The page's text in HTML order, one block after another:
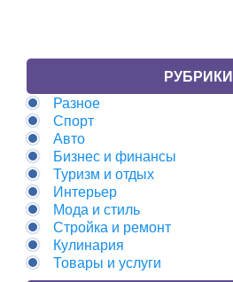
РУБРИКИ
Разное
Спорт
Авто
Бизнес и финансы
Туризм и отдых
Интерьер
Мода и стиль
Стройка и ремонт
Кулинария
Товары и услуги